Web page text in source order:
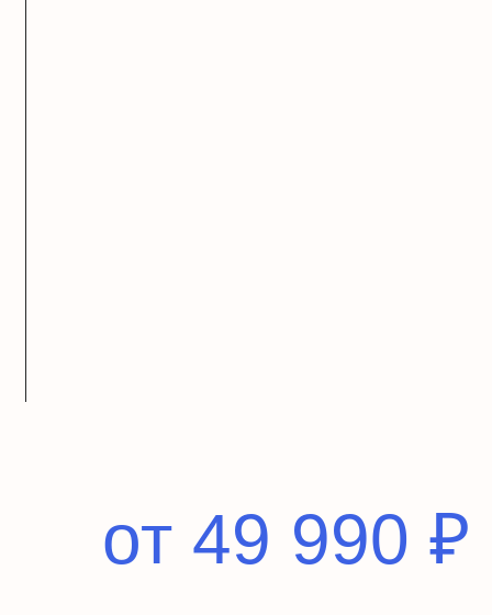
от 49 990 ₽